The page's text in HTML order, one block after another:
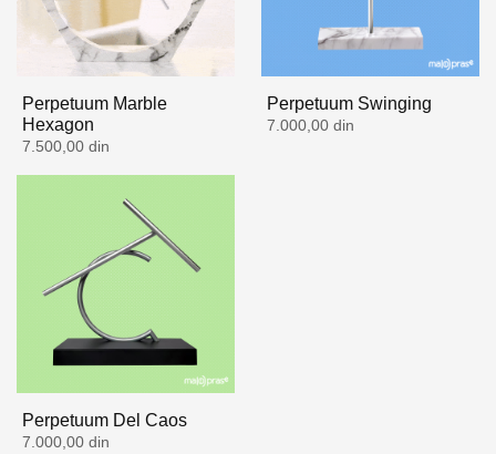
Perpetuum Marble
Hexagon
7.500,00 din
Perpetuum Swinging
7.000,00 din
Perpetuum Del Caos
7.000,00 din